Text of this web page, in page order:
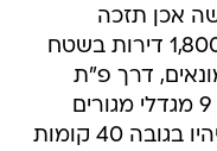
אכן תזכה
בפרויקט, בכוונת היזמים לבנות 1,800 דירות בשטח
דרך פ"ת
וקרליבך. מדובר בקומפלקס של 9 מגדלי מגורים
יוקרתיים כאשר ארבעה מתוכם יהיו בגובה 40 קומות